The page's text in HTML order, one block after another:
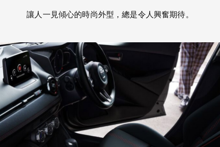
讓人一見傾心的時尚外型，總是令人興奮期待。